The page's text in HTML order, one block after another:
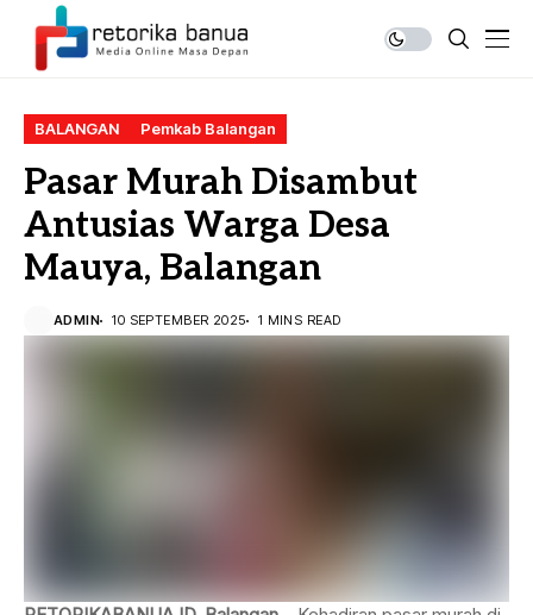
BALANGAN Pemkab Balangan
Pasar Murah Disambut
Antusias Warga Desa
Mauya, Balangan
ADMIN 10 SEPTEMBER 2025 1 MINS READ